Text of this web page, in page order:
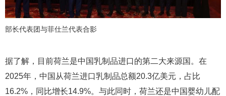
部长代表团与菲仕兰代表合影
据了解，目前荷兰是中国乳制品进口的第二大来源国。在
2025年，中国从荷兰进口乳制品总额20.3亿美元，占比
16.2%，同比增长14.9%。与此同时，荷兰还是中国婴幼儿配